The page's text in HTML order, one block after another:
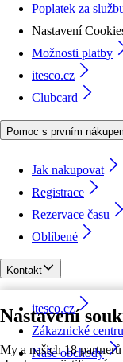
Nastavení
My a našich 18
Poplatek za
Nastavení
Možnosti platby
itesco.cz
Clubcard
Pomoc s prvním
Jak nakupovat
Registrace
Rezervace času
Oblíbené
Kontakt
itesco.cz
Zákaznické
Naše obchody